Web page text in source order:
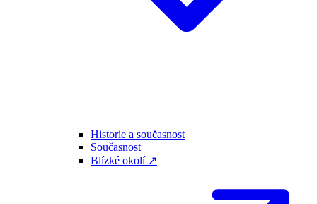
Historie a současnost
Současnost
Blízké okolí ↗